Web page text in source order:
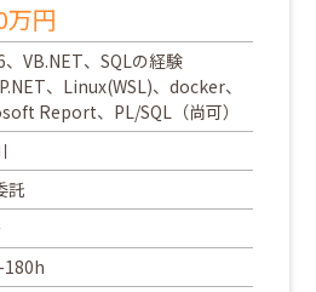
万円
、VB.NET、SQLの経験
、Linux(WSL)、docker、
Report、PL/SQL（尚可）
託